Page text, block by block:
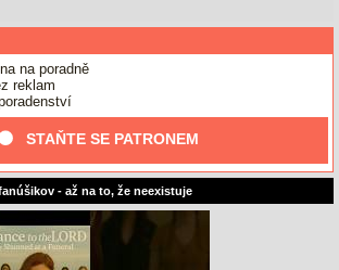
na poradně
reklam
STAŇTE SE PATRONEM
- až na to, že neexistuje